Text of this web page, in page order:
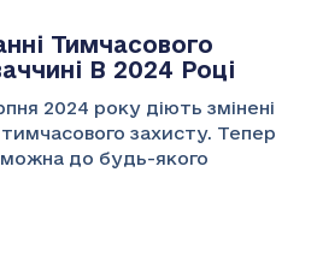
Тимчасового
В 2024 Році
2024 року діють змінені
захисту. Тепер
до будь-якого